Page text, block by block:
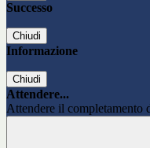
Successo
Chiudi
Informazione
Chiudi
Attendere...
Attendere il completamento